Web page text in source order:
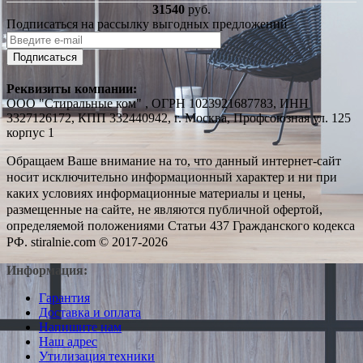
31540 руб.
Подписаться на рассылку выгодных предложений
Подписаться
Реквизиты компании:
ООО "Стиральные ком" , ОГРН 1023921687783, ИНН
3327126172, КПП 332440942, г. Москва, Профсоюзная ул. 125
корпус 1
Обращаем Ваше внимание на то, что данный интернет-сайт
носит исключительно информационный характер и ни при
каких условиях информационные материалы и цены,
размещенные на сайте, не являются публичной офертой,
определяемой положениями Статьи 437 Гражданского кодекса
РФ. stiralnie.com © 2017-2026
Информация:
Гарантия
Доставка и оплата
Напишите нам
Наш адрес
Утилизация техники